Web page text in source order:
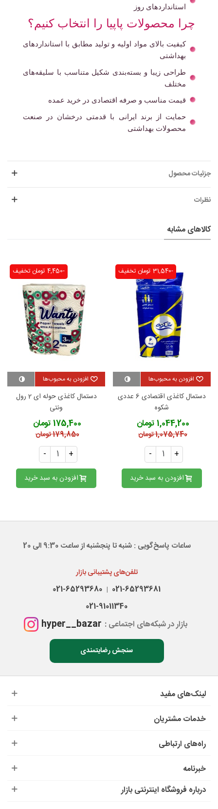
استانداردهای روز
چرا محصولات پاپیا را انتخاب کنیم؟
کیفیت بالای مواد اولیه و تولید مطابق با استانداردهای
بهداشتی
طراحی زیبا و بسته‌بندی شکیل متناسب با سلیقه‌های
مختلف
قیمت مناسب و صرفه اقتصادی در خرید عمده
حمایت از برند ایرانی با قدمتی درخشان در صنعت
محصولات بهداشتی
جزئیات محصول
نظرات
کالاهای مشابه
تخفیف -31,540 تومان
افزودن به محبوب‌ها
دستمال کاغذی اقتصادی 6 عددی
شکوه
1,044,200 تومان
1,075,740 تومان
- +
افزودن به سبد خرید
تخفیف -4,450 تومان
افزودن به محبوب‌ها
دستمال کاغذی حوله ای 2 رول
ونتی
175,400 تومان
179,850 تومان
- +
افزودن به سبد خرید
ساعات پاسخ‌گویی : شنبه تا پنجشنبه از ساعت 9:30 الی 20
تلفن‌های پشتیبانی بازار
021-65293681
|
021-65293680
021-91011340
بازار در شبکه‌های اجتماعی : hyper__bazar
سنجش رضایتمندی
لینک‌های مفید
خدمات مشتریان
راه‌های ارتباطی
خبرنامه
درباره‌ فروشگاه اینترنتی بازار